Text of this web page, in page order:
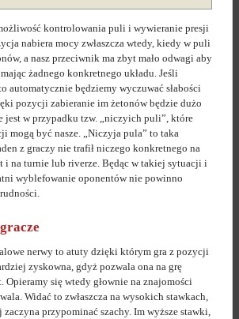
kontrolowania puli i wywieranie presji
nabiera mocy zwłaszcza wtedy, kiedy w puli
a nasz przeciwnik ma zbyt mało odwagi aby
żadnego konkretnego układu. Jeśli
automatycznie będziemy wyczuwać słabości
pozycji zabieranie im żetonów będzie dużo
jest w przypadku tzw. „niczyich puli”, które
mogą być nasze. „Niczyja pula” to taka
z graczy nie trafił niczego konkretnego na
i na turnie lub riverze. Będąc w takiej sytuacji i
wyblefowanie oponentów nie powinno
nerwy to atuty dzięki którym gra z pozycji
zyskowna, gdyż pozwala ona na grę
Opieramy się wtedy głownie na znajomości
Widać to zwłaszcza na wysokich stawkach,
przypominać szachy. Im wyższe stawki,